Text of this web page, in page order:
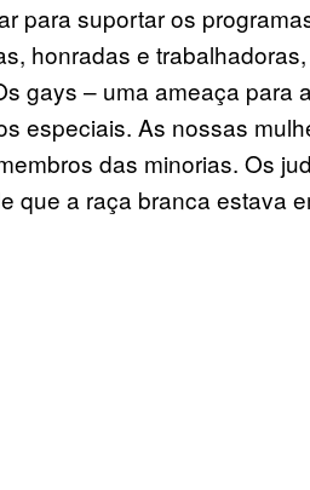
para suportar os
honradas e
gays – uma ameaça para
especiais. As nossas
das minorias. Os
que a raça branca estava